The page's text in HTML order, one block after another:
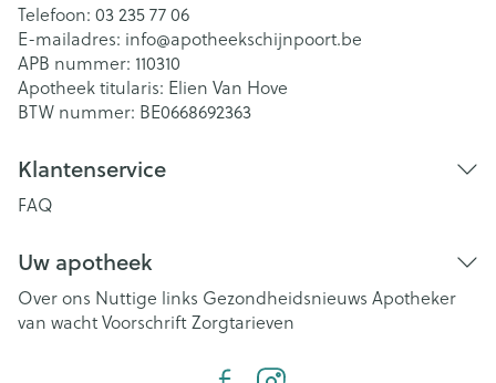
Telefoon: 03 235 77 06
E-mailadres: info@apotheekschijnpoort.be
APB nummer: 110310
Apotheek titularis: Elien Van Hove
BTW nummer: BE0668692363
Klantenservice
FAQ
Uw apotheek
Over ons Nuttige links Gezondheidsnieuws Apotheker
van wachtVoorschriftZorgtarieven